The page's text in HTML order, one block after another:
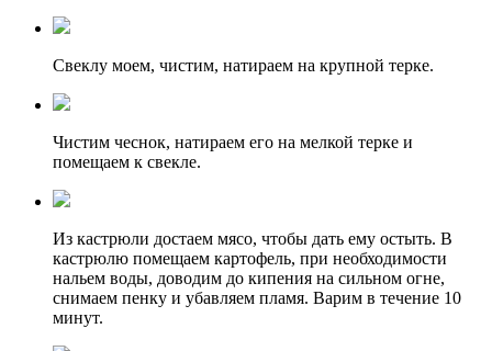
Свеклу моем, чистим, натираем на крупной терке.
Чистим чеснок, натираем его на мелкой терке и
помещаем к свекле.
Из кастрюли достаем мясо, чтобы дать ему остыть. В
кастрюлю помещаем картофель, при необходимости
нальем воды, доводим до кипения на сильном огне,
снимаем пенку и убавляем пламя. Варим в течение 10
минут.